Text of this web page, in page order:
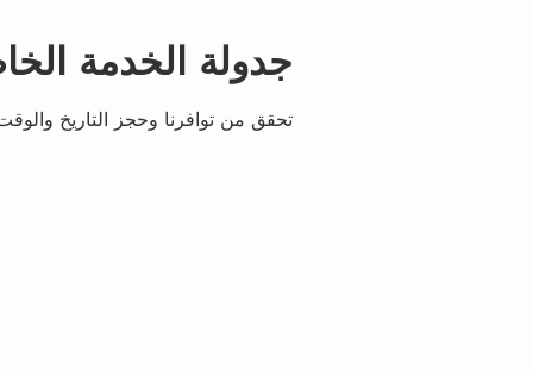
جدولة الخدمة
تحقق من توافرنا وحجز التاريخ